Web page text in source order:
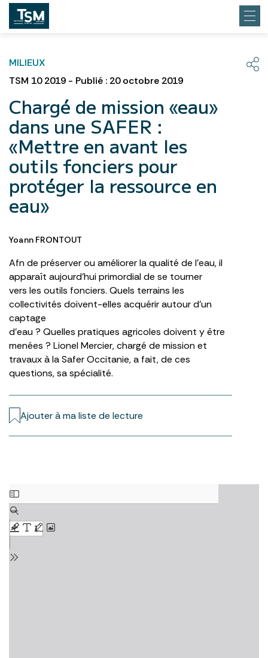
MILIEUX
TSM 10 2019 - Publié : 20 octobre 2019
Chargé de mission «eau»
dans une SAFER :
«Mettre en avant les
outils fonciers pour
protéger la ressource en
eau»
Yoann FRONTOUT
Afn de préserver ou améliorer la qualité de l’eau, il
apparaît aujourd’hui primordial de se tourner
vers les outils fonciers. Quels terrains les
collectivités doivent-elles acquérir autour d’un
captage
d’eau ? Quelles pratiques agricoles doivent y être
menées ? Lionel Mercier, chargé de mission et
travaux à la Safer Occitanie, a fait, de ces
questions, sa spécialité.
Ajouter à ma liste de lecture